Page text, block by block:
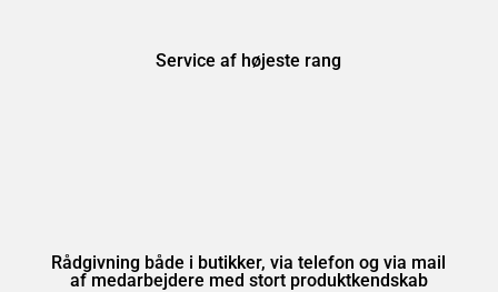
Service af højeste rang
Rådgivning både i butikker, via telefon og via mail
af medarbejdere med stort produktkendskab